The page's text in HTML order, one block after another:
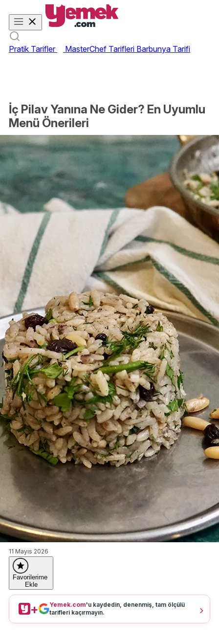
Pratik Tarifler MasterChef Tarifleri Barbunya Tarifi
İç Pilav Yanına Ne Gider? En Uyumlu
Menü Önerileri
11 Mayıs 2026
Favorilerime
Ekle
+ Yemek.com'u kaydedin, denenmiş, tam ölçülü
tarifleri kaçırmayın.